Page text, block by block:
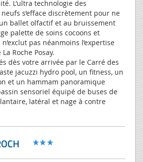
L’ultra technologie des
s’efface discrètement pour ne
ballet olfactif et au bruissement
palette de soins cocoons et
pas néanmoins l’expertise
Roche Posay.
dès votre arrivée par le Carré des
jacuzzi hydro pool, un fitness, un
et un hammam panoramique
sensoriel équipé de buses de
latéral et nage à contre